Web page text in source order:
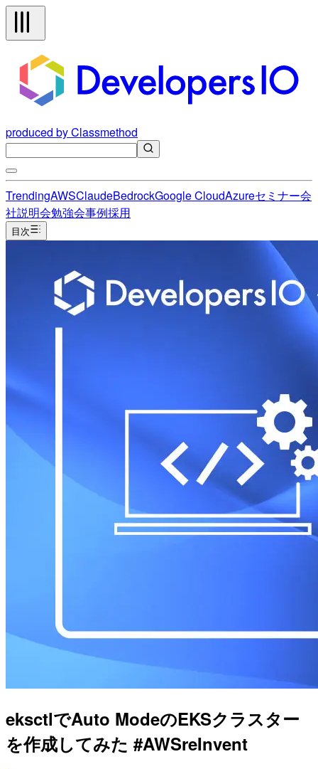
produced by Classmethod
TrendingAWSClaudeBedrockGoogle CloudAzureセミナー会
社説明会勉強会事例採用
目次
eksctlでAuto ModeのEKSクラスター
を作成してみた #AWSreInvent